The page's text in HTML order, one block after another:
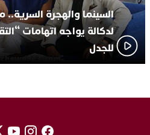
السينما والهجرة السرية..
لدكالة يواجه اتهامات
للجدل